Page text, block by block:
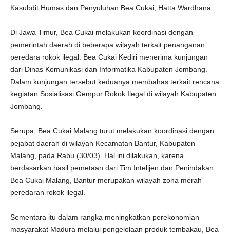
Kasubdit Humas dan Penyuluhan Bea Cukai, Hatta Wardhana.
Di Jawa Timur, Bea Cukai melakukan koordinasi dengan
pemerintah daerah di beberapa wilayah terkait penanganan
peredara rokok ilegal. Bea Cukai Kediri menerima kunjungan
dari Dinas Komunikasi dan Informatika Kabupaten Jombang.
Dalam kunjungan tersebut keduanya membahas terkait rencana
kegiatan Sosialisasi Gempur Rokok Ilegal di wilayah Kabupaten
Jombang.
Serupa, Bea Cukai Malang turut melakukan koordinasi dengan
pejabat daerah di wilayah Kecamatan Bantur, Kabupaten
Malang, pada Rabu (30/03). Hal ini dilakukan, karena
berdasarkan hasil pemetaan dari Tim Intelijen dan Penindakan
Bea Cukai Malang, Bantur merupakan wilayah zona merah
peredaran rokok ilegal.
Sementara itu dalam rangka meningkatkan perekonomian
masyarakat Madura melalui pengelolaan produk tembakau, Bea